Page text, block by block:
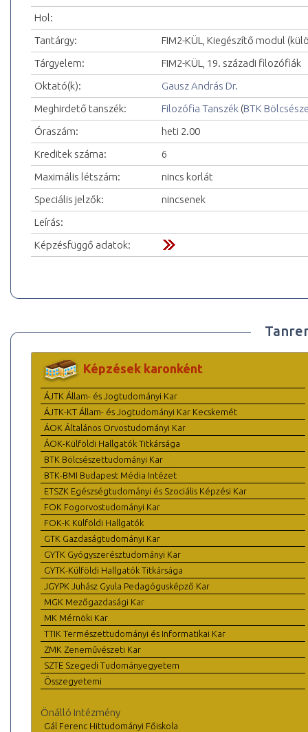
Hol:
Tantárgy:
FIM2-KÜL, Kiegészítő modul
Tárgyelem:
FIM2-KÜL, 19. századi filozófiák
Oktató(k):
Gausz András Dr.
Meghirdető tanszék:
Filozófia Tanszék (BTK
Óraszám:
heti 2.00
Kreditek száma:
6
Maximális létszám:
nincs korlát
Speciális jelzők:
nincsenek
Leírás:
Képzésfüggő adatok:
Képzések karonként
ÁJTK Állam- és Jogtudományi Kar
ÁJTK-KT Állam- és Jogtudományi Kar Kecskemét
ÁOK Általános Orvostudományi Kar
ÁOK-Külföldi Hallgatók Titkársága
BTK Bölcsészettudományi Kar
BTK-BMI Budapest Média Intézet
ETSZK Egészségtudományi és Szociális Képzési Kar
FOK Fogorvostudományi Kar
FOK-K Külföldi Hallgatók
GTK Gazdaságtudományi Kar
GYTK Gyógyszerésztudományi Kar
GYTK-Külföldi Hallgatók Titkársága
JGYPK Juhász Gyula Pedagógusképző Kar
MGK Mezőgazdasági Kar
MK Mérnöki Kar
TTIK Természettudományi és Informatikai Kar
ZMK Zeneművészeti Kar
SZTE Szegedi Tudományegyetem
Összegyetemi
Önálló intézmény
Gál Ferenc Hittudományi Főiskola